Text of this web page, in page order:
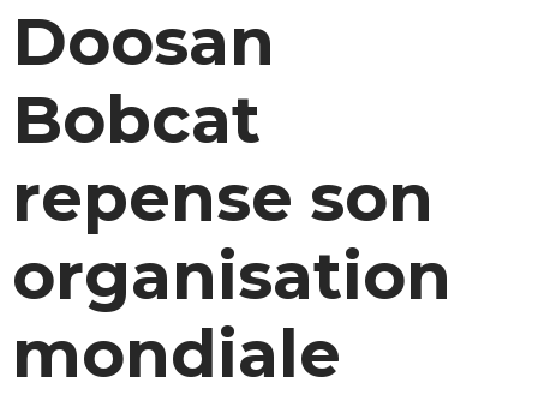
Doosan
Bobcat
repense son
organisation
mondiale